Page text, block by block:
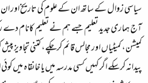
سیاسی زوال کے ساتھ ان کے علوم کی تاریخ اور
آج ہماری جدید تعلیم جسے ہم نے تعلیم کانام
کمیشن، کمیٹیاں اور مجالس قائم کرچکے، کتنی تجاویز
پیدانہ کرسکے اگر کہیں کسی مدرسہ میں یا خانقاہ میں